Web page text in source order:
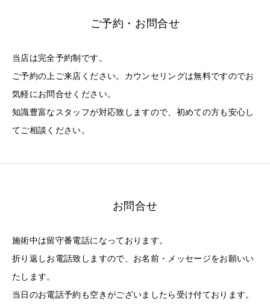
ご予約・お問合せ
当店は完全予約制です。
ご予約の上ご来店ください。カウンセリングは無料ですのでお
気軽にお問合せください。
知識豊富なスタッフが対応致しますので、初めての方も安心し
てご相談ください。
お問合せ
施術中は留守番電話になっております。
折り返しお電話致しますので、お名前・メッセージをお願いい
たします。
当日のお電話予約も空きがございましたら受け付ております。